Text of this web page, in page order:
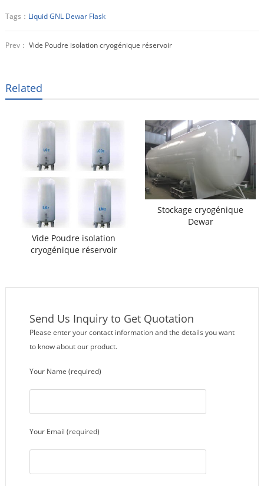
Tags： Liquid GNL Dewar Flask
Prev： Vide Poudre isolation cryogénique réservoir
Related
Vide Poudre isolation
cryogénique réservoir
Stockage cryogénique
Dewar
Send Us Inquiry to Get Quotation
Please enter your contact information and the details you want
to know about our product.
Your Name (required)
Your Email (required)